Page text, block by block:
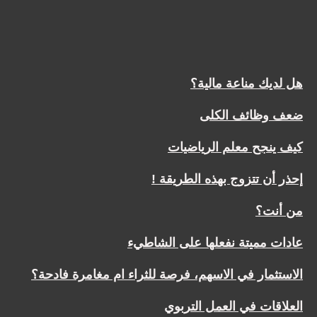
هل لديك مناعة مالية؟
ضعف وظائف الكلى
كيف ينجح معلم الرياضيات
إحذر أن تتزوج بهذه الطريقة !
من أنت؟
عادات مميتة نفعلها على الشاطيء
الاستثمار في الاسهم، فرصة للثراء ام مغامرة فادحة؟
العلاقات في العمل التربوي